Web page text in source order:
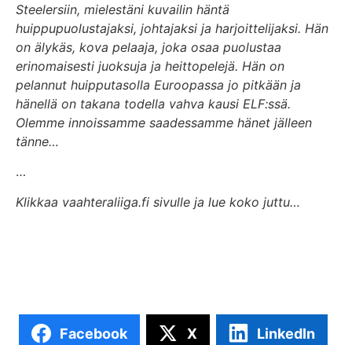
Steelersiin, mielestäni kuvailin häntä
huippupuolustajaksi, johtajaksi ja harjoittelijaksi. Hän
on älykäs, kova pelaaja, joka osaa puolustaa
erinomaisesti juoksuja ja heittopelejä. Hän on
pelannut huipputasolla Euroopassa jo pitkään ja
hänellä on takana todella vahva kausi ELF:ssä.
Olemme innoissamme saadessamme hänet jälleen
tänne…
…
Klikkaa vaahteraliiga.fi sivulle ja lue koko juttu…
Facebook X LinkedIn